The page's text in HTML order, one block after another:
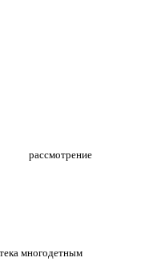
рассмотрение
многодетным